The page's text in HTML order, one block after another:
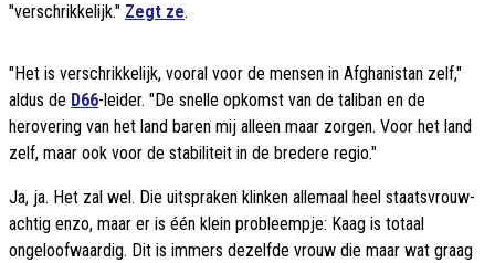
"verschrikkelijk." Zegt ze.
"Het is verschrikkelijk, vooral voor de mensen in Afghanistan zelf,"
aldus de D66-leider. "De snelle opkomst van de taliban en de
herovering van het land baren mij alleen maar zorgen. Voor het land
zelf, maar ook voor de stabiliteit in de bredere regio."
Ja, ja. Het zal wel. Die uitspraken klinken allemaal heel staatsvrouw-
achtig enzo, maar er is één klein probleempje: Kaag is totaal
ongeloofwaardig. Dit is immers dezelfde vrouw die maar wat graag